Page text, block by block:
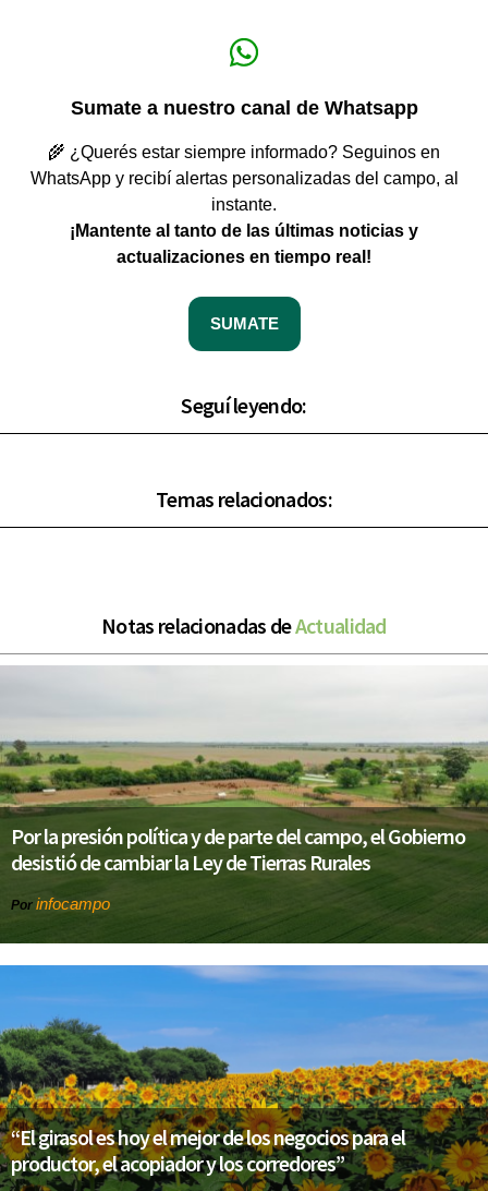
Sumate a nuestro canal de Whatsapp
🌾 ¿Querés estar siempre informado? Seguinos en
WhatsApp y recibí alertas personalizadas del campo, al
instante.
¡Mantente al tanto de las últimas noticias y
actualizaciones en tiempo real!
SUMATE
Seguí leyendo:
Temas relacionados:
Notas relacionadas deActualidad
Por la presión política y de parte del campo, el Gobierno
desistió de cambiar la Ley de Tierras Rurales
Por infocampo
“El girasol es hoy el mejor de los negocios para el
productor, el acopiador y los corredores”